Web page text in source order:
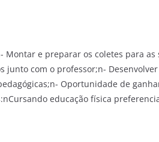
e preparar os coletes para
com o professor;n-
Oportunidade de
educação física